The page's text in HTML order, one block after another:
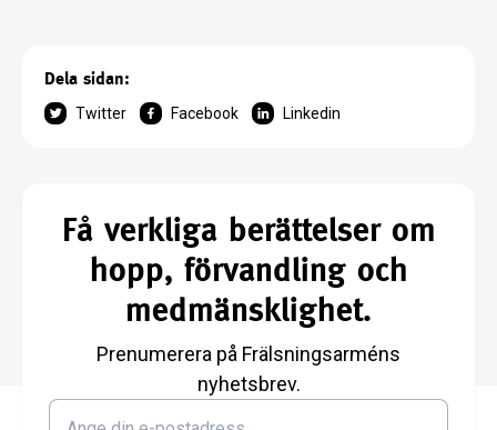
Dela sidan:
Twitter Facebook Linkedin
Få verkliga berättelser om
hopp, förvandling och
medmänsklighet.
Prenumerera på Frälsningsarméns
nyhetsbrev.